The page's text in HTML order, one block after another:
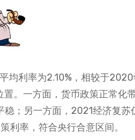
均利率为2.10%，相较于
。一方面，货币政策正常
；另一方面，2021经济复
利率，符合央行合意区间。